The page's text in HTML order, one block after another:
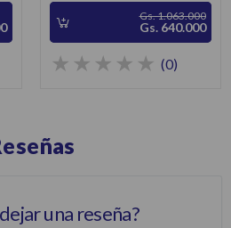
Gs. 1.063.000
Gs. 640.000
(0)
una reseña?